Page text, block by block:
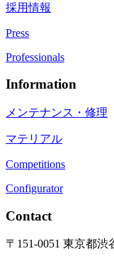
採用情報
Press
Professionals
Information
メンテナンス・修理
マテリアル
Competitions
Configurator
Contact
〒151-0051 東京都